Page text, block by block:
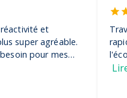
Travail très pro,
rapide dans la
l'écoute, je recommande